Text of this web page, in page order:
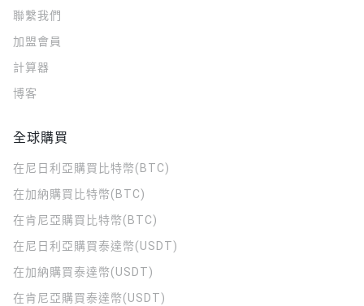
聯繫我們
加盟會員
計算器
博客
全球購買
在尼日利亞購買比特幣(BTC)
在加納購買比特幣(BTC)
在肯尼亞購買比特幣(BTC)
在尼日利亞購買泰達幣(USDT)
在加納購買泰達幣(USDT)
在肯尼亞購買泰達幣(USDT)